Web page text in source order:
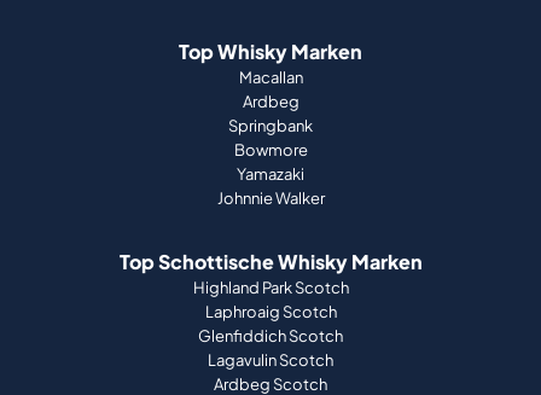
Top Whisky Marken
Macallan
Ardbeg
Springbank
Bowmore
Yamazaki
Johnnie Walker
Top Schottische Whisky Marken
Highland Park Scotch
Laphroaig Scotch
Glenfiddich Scotch
Lagavulin Scotch
Ardbeg Scotch